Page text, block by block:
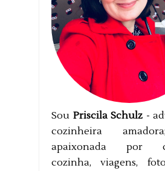
Sou Priscila Schulz -
cozinheira
apaixonada por
cozinha, viagens,